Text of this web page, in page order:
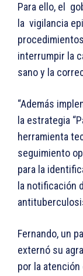
Para ello, el
la vigilancia
interrumpir la
sano y la
“Además
la estrategia
herramienta
seguimiento
para la
la notificación
Fernando, un
externó su
por la